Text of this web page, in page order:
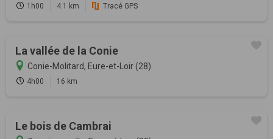
1h00 4.1 km Tracé GPS
La vallée de la Conie
Conie-Molitard, Eure-et-Loir (28)
4h00 16 km
Le bois de Cambrai